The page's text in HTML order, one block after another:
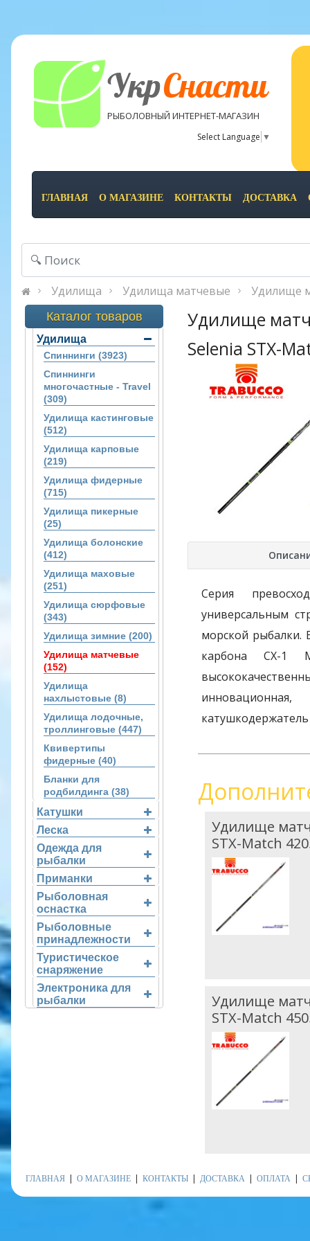
УкрСнасти
РЫБОЛОВНЫЙ ИНТЕРНЕТ-МАГАЗИН
Select Language ▼
ГЛАВНАЯ О МАГАЗИНЕ КОНТАКТЫ ДОСТАВКА
Удилища Удилища матчевые Удилище
Каталог товаров
Удилища
Спиннинги (3923)
Спиннинги
многочастные - Travel
(309)
Удилища кастинговые
(512)
Удилища карповые
(219)
Удилища фидерные
(715)
Удилища пикерные
(25)
Удилища болонские
(412)
Удилища маховые
(251)
Удилища сюрфовые
(343)
Удилища зимние (200)
Удилища матчевые
(152)
Удилища
нахлыстовые (8)
Удилища лодочные,
троллинговые (447)
Квивертипы
фидерные (40)
Бланки для
родбилдинга (38)
Катушки
Леска
Одежда для
рыбалки
Приманки
Рыболовная
оснастка
Рыболовные
принадлежности
Туристическое
снаряжение
Электроника для
рыбалки
Удилище
Selenia STX-
Серия
универсальным
морской рыбалки.
карбона CX-1
Удилище
STX-Match
Удилище
STX-Match
ГЛАВНАЯ О МАГАЗИНЕ КОНТАКТЫ ДОСТАВКА ОПЛАТА